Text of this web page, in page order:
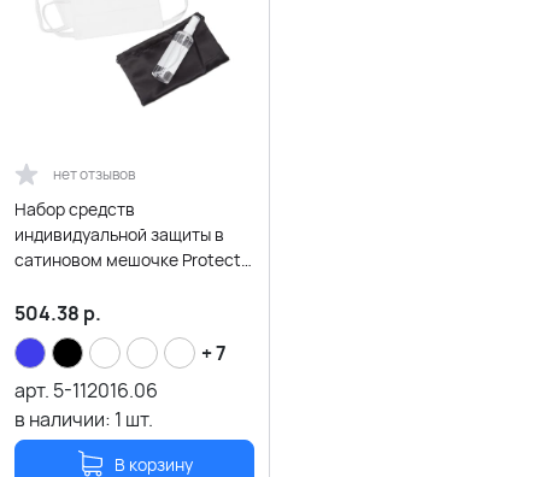
нет отзывов
Набор средств
индивидуальной защиты в
сатиновом мешочке Protect
504.38 р.
+ 7
арт. 5-112016.06
в наличии: 1 шт.
В корзину